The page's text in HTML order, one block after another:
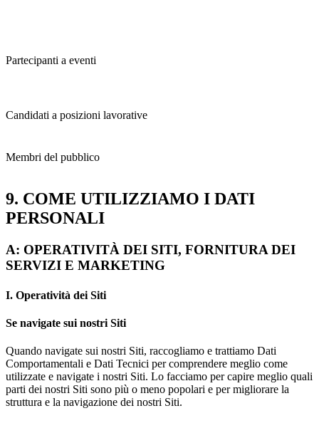
Partecipanti a eventi
Candidati a posizioni lavorative
Membri del pubblico
9. COME UTILIZZIAMO I DATI
PERSONALI
A: OPERATIVITÀ DEI SITI, FORNITURA DEI
SERVIZI E MARKETING
I. Operatività dei Siti
Se navigate sui nostri Siti
Quando navigate sui nostri Siti, raccogliamo e trattiamo Dati
Comportamentali e Dati Tecnici per comprendere meglio come
utilizzate e navigate i nostri Siti. Lo facciamo per capire meglio quali
parti dei nostri Siti sono più o meno popolari e per migliorare la
struttura e la navigazione dei nostri Siti.